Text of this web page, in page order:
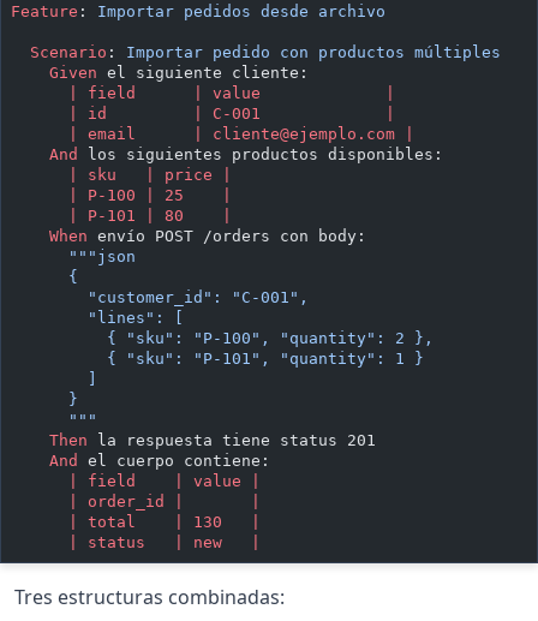
Feature : Importar pedidos desde archivo
  Scenario
:
Importar pedido con productos múltiples
    Given
el siguiente cliente:
      | field      | value             |
      | id         | C-001             |
      | email      |
cliente@ejemplo.com
    And
los siguientes productos disponibles:
      | sku   | price |
      | P-100 | 25    |
      | P-101 | 80    |
    When
envío POST /orders con body:
      """json
      {
        "customer_id": "C-001",
        "lines": [
          { "sku": "P-100", "quantity": 2 },
          { "sku": "P-101", "quantity": 1 }
      }
      """
    Then
la respuesta tiene status 201
    And
el cuerpo contiene:
      | field    | value |
      | order_id |       |
      | total    | 130   |
      | status   | new   |
Tres estructuras combinadas: